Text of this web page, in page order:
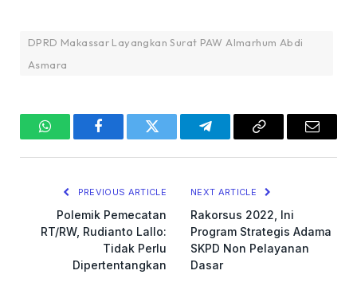
DPRD Makassar Layangkan Surat PAW Almarhum Abdi
Asmara
WhatsAppFacebookTwitter TelegramCopy
Email
PREVIOUS ARTICLE
Polemik Pemecatan
RT/RW, Rudianto Lallo:
Tidak Perlu
Dipertentangkan
NEXT ARTICLE
Rakorsus 2022, Ini
Program Strategis Adama
SKPD Non Pelayanan
Dasar